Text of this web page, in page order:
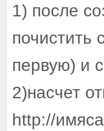
1) после
почистить
первую) и
2)насчет
http://